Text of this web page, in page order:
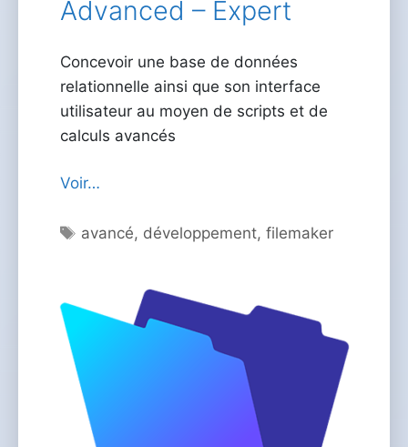
Advanced – Expert
Concevoir une base de données
relationnelle ainsi que son interface
utilisateur au moyen de scripts et de
calculs avancés
Voir…
Étiquettes
avancé, développement,filemaker